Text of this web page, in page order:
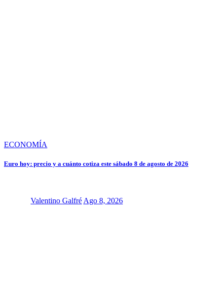
ECONOMÍA
Euro hoy: precio y a cuánto cotiza este sábado 8 de agosto de 2026
Valentino Galfré Ago 8, 2026